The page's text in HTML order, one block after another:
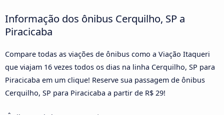
Informação dos ônibus Cerquilho, SP a
Piracicaba
Compare todas as viações de ônibus como a Viação Itaqueri
que viajam 16 vezes todos os dias na linha Cerquilho, SP para
Piracicaba em um clique! Reserve sua passagem de ônibus
Cerquilho, SP para Piracicaba a partir de R$ 29!